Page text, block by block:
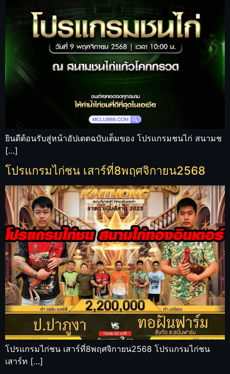
ยินดีต้อนรับสู่หน้าอัปเดตฉบับเต็มของ โปรแกรมชนไก่ สนามช
[…]
โปรแกรมไก่ชน เสาร์ที่8พฤศจิกายน2568
โปรแกรมไก่ชน เสาร์ที่8พฤศจิกายน2568 โปรแกรมไก่ชน
เสาร์ท […]